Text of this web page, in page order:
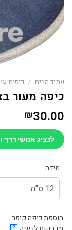
עמוד הבית / כיפות
כיפה מעור
₪30.00
לנציג אנושי דרך
מידה
הוספת כיפה קיפר
?